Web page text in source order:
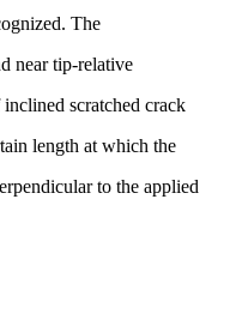
The
near tip-relative
scratched crack
length at which the
to the applied